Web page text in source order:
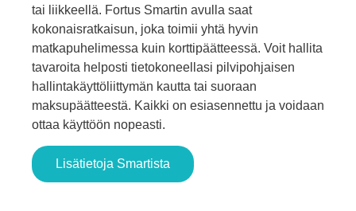
tai liikkeellä. Fortus Smartin avulla saat
kokonaisratkaisun, joka toimii yhtä hyvin
matkapuhelimessa kuin korttipäätteessä. Voit hallita
tavaroita helposti tietokoneellasi pilvipohjaisen
hallintakäyttöliittymän kautta tai suoraan
maksupäätteestä. Kaikki on esiasennettu ja voidaan
ottaa käyttöön nopeasti.
Lisätietoja Smartista